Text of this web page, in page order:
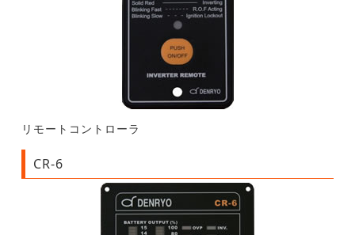
リモートコントローラ
CR-6